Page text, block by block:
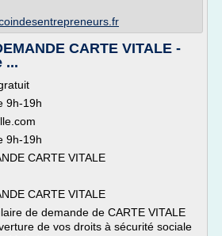
CARTE VITALE -
...
9h-19h
9h-19h
CARTE VITALE
CARTE VITALE
de demande de CARTE VITALE
de vos droits à sécurité sociale